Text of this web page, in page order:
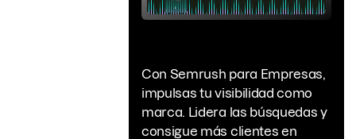
Con Semrush para Empresas,
impulsas tu visibilidad como
marca. Lidera las búsquedas y
consigue más clientes en